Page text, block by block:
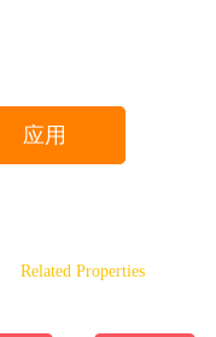
应用
Related Properties